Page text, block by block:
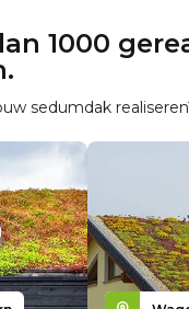
1000
sedumdak